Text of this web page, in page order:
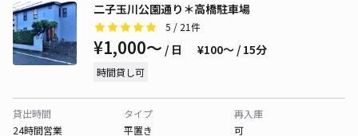
二子玉川公園通り＊高橋駐車場
5 / 21件
¥1,000〜 / 日 ¥100〜 / 15分
時間貸し可
貸出時間
24時間営業
タイプ
平置き
再入庫
可